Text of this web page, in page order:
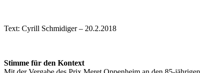
Text: Cyrill Schmidiger – 20.2.2018
Stimme für den Kontext